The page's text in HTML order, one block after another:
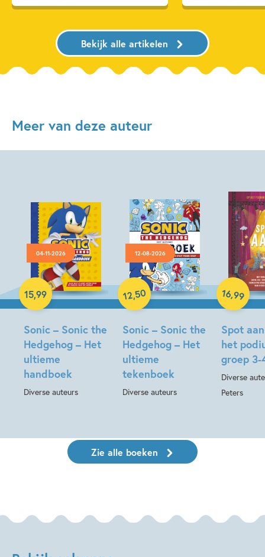
Bekijk alle artikelen
Meer van deze auteur
04-11-2026
Sonic – Sonic the
Hedgehog – Het
ultieme
handboek
Diverse auteurs
15,99
Hardcover
12-08-2026
Sonic – Sonic the
Hedgehog – Het
ultieme
tekenboek
Diverse auteurs
12,50
Paperback
Spot
het
groep 3-
Diverse
Peters
16,99
Hardcover
Zie alle boeken